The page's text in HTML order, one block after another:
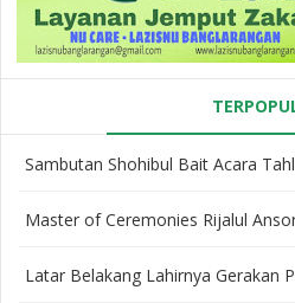
Sambutan Shohibul Bait Acara
Master of Ceremonies Rijalul
Latar Belakang Lahirnya Gerakan